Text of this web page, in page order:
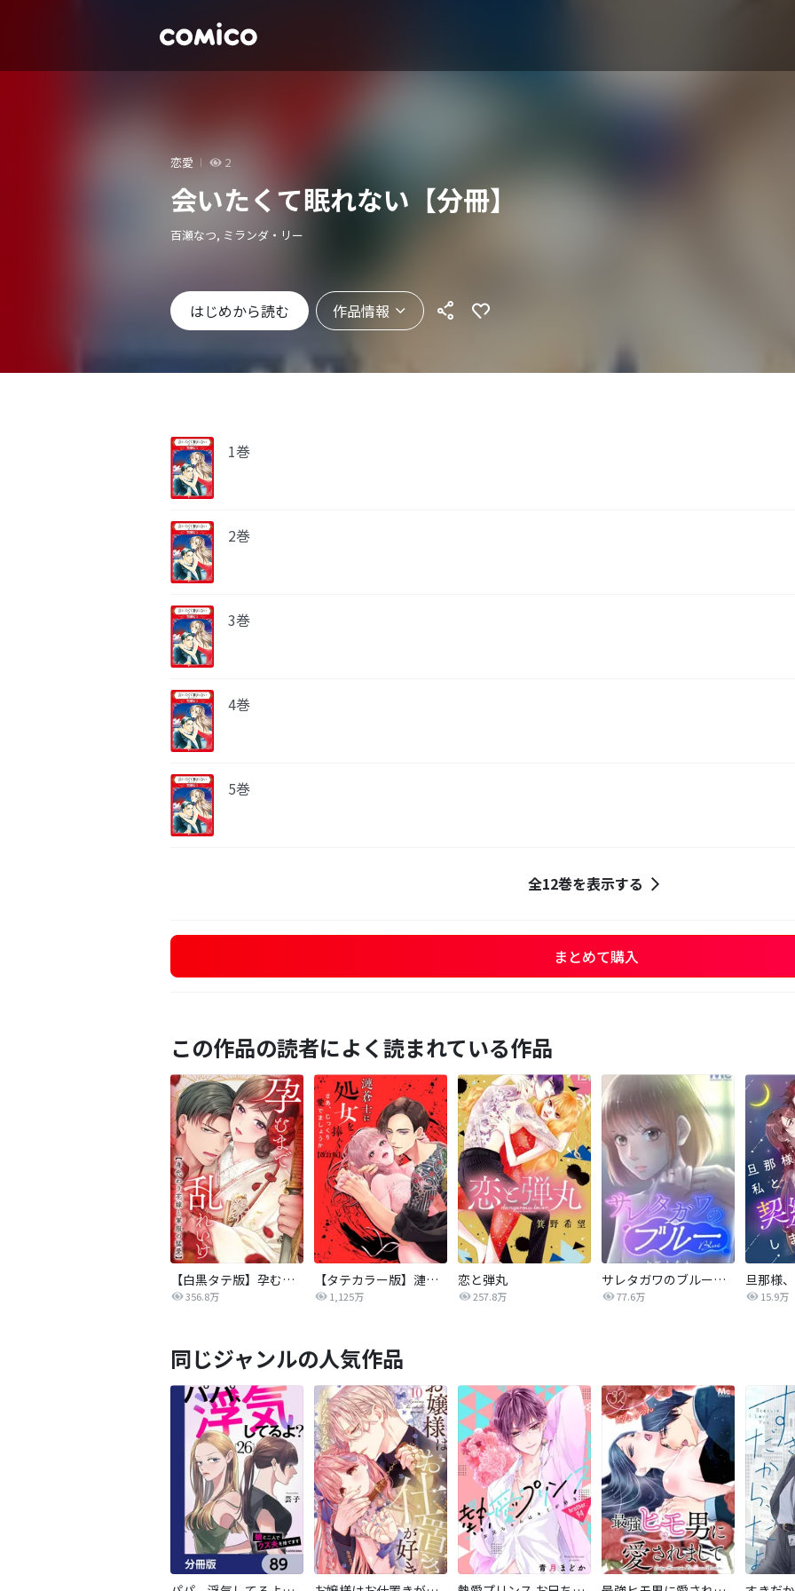
恋愛 2
会いたくて眠れない【分冊】
百瀬なつ, ミランダ・リー
はじめから読む 作品情報
1巻
2巻
3巻
4巻
5巻
全12巻を表示する
まとめて購入
この作品の読者によく読まれている作品
【白黒タテ版】孕むまで乱れいけ～身代わり花嫁と軍服の猛愛
356.8万
【タテカラー版】漣蒼士に処女を捧ぐ～さあ、じっくり愛でましょうか
1,125万
恋と弾丸
257.8万
サレタガワのブルー【タテヨミ】
77.6万 15.9万
同じジャンルの人気作品